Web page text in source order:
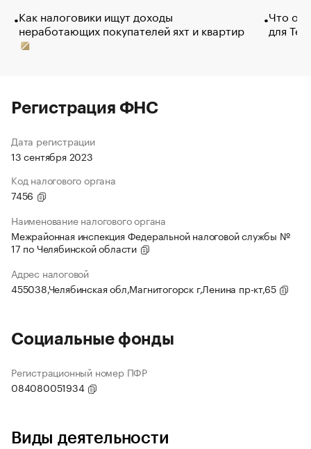
Как налоговики ищут доходы
неработающих покупателей яхт и квартир
Что
для
Регистрация ФНС
Дата регистрации
13 сентября 2023
Код налогового органа
7456
Наименование налогового органа
Межрайонная инспекция Федеральной налоговой службы №
17 по Челябинской области
Адрес налоговой
455038,Челябинская обл,Магнитогорск г,Ленина пр-кт,65
Социальные фонды
Регистрационный номер ПФР
084080051934
Виды деятельности